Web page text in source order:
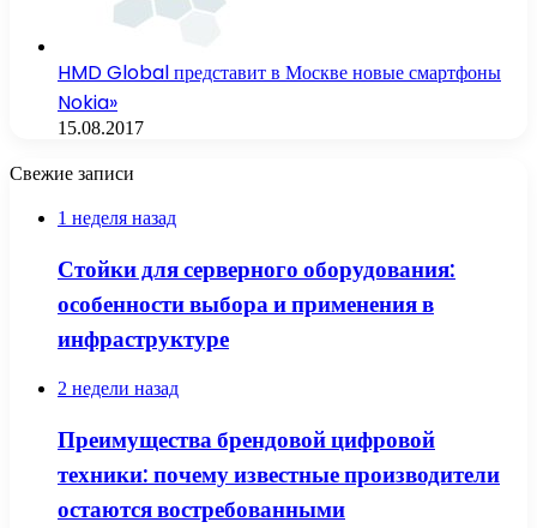
HMD Global представит в Москве новые смартфоны
Nokia»
15.08.2017
Свежие записи
1 неделя назад
Стойки для серверного оборудования:
особенности выбора и применения в
инфраструктуре
2 недели назад
Преимущества брендовой цифровой
техники: почему известные производители
остаются востребованными